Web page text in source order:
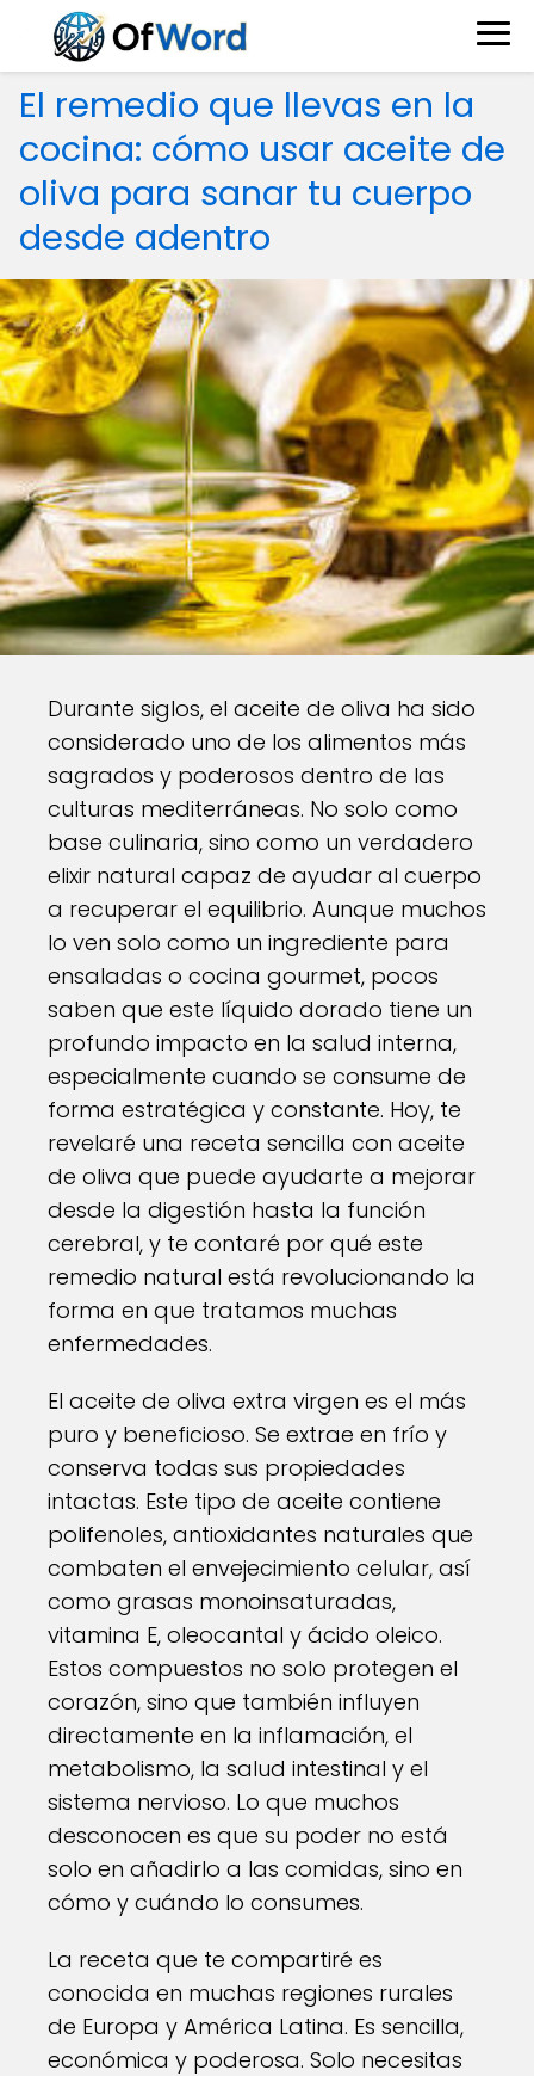
El remedio que llevas en la
cocina: cómo usar aceite de
oliva para sanar tu cuerpo
desde adentro
Durante siglos, el aceite de oliva ha sido
considerado uno de los alimentos más
sagrados y poderosos dentro de las
culturas mediterráneas. No solo como
base culinaria, sino como un verdadero
elixir natural capaz de ayudar al cuerpo
a recuperar el equilibrio. Aunque muchos
lo ven solo como un ingrediente para
ensaladas o cocina gourmet, pocos
saben que este líquido dorado tiene un
profundo impacto en la salud interna,
especialmente cuando se consume de
forma estratégica y constante. Hoy, te
revelaré una receta sencilla con aceite
de oliva que puede ayudarte a mejorar
desde la digestión hasta la función
cerebral, y te contaré por qué este
remedio natural está revolucionando la
forma en que tratamos muchas
enfermedades.
El aceite de oliva extra virgen es el más
puro y beneficioso. Se extrae en frío y
conserva todas sus propiedades
intactas. Este tipo de aceite contiene
polifenoles, antioxidantes naturales que
combaten el envejecimiento celular, así
como grasas monoinsaturadas,
vitamina E, oleocantal y ácido oleico.
Estos compuestos no solo protegen el
corazón, sino que también influyen
directamente en la inflamación, el
metabolismo, la salud intestinal y el
sistema nervioso. Lo que muchos
desconocen es que su poder no está
solo en añadirlo a las comidas, sino en
cómo y cuándo lo consumes.
La receta que te compartiré es
conocida en muchas regiones rurales
de Europa y América Latina. Es sencilla,
económica y poderosa. Solo necesitas